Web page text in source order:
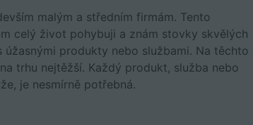
malým a středním firmám. Tento
celý život pohybuji a znám stovky skvělých
produkty nebo službami. Na těchto
trhu nejtěžší. Každý produkt, služba nebo
je nesmírně potřebná.